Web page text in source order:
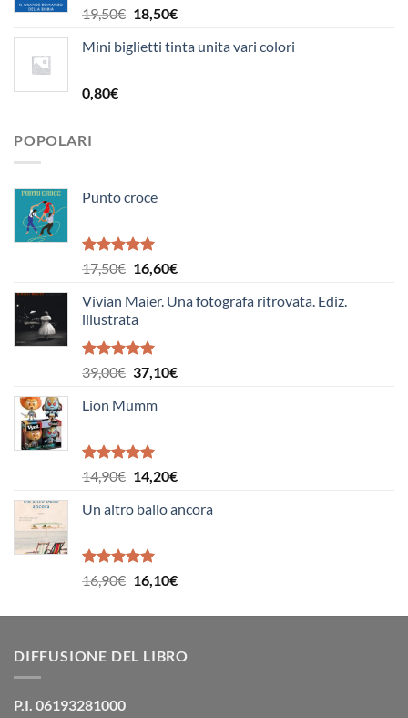
5,00€.4,80€.
19,50€ Il
originale
18,50€Il
attuale
Mini biglietti tinta unita vari colori
0,80€
POPOLARI
Punto croce
Valutato
5.00
17,50€ Il
originale
era:
17,50€.
16,60€Il
attuale
Vivian Maier. Una fotografa ritrovata. Ediz.
illustrata
Valutato
5.00
39,00€ Il
originale
39,00€.
37,10€Il
Lion Mumm
Valutato
5.00
14,90€ Il
originale
14,90€.
14,20€Il
attuale
Un altro ballo ancora
Valutato
5.00
16,90€ Il
originale
16,90€.
16,10€Il
attuale
16,10€.
DIFFUSIONE DEL LIBRO
P.I. 06193281000